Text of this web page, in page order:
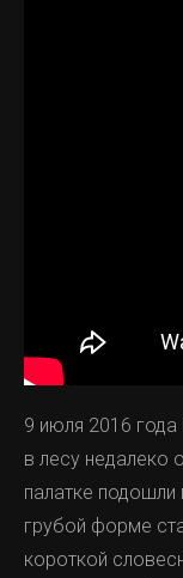
9 июля 2016
в лесу недалеко
палатке
грубой форме
короткой